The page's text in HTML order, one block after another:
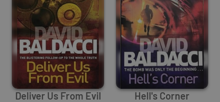
Deliver Us From Evil Hell's Corner